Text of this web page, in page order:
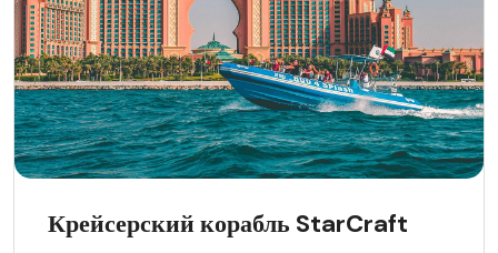
Крейсерский корабль StarCraft